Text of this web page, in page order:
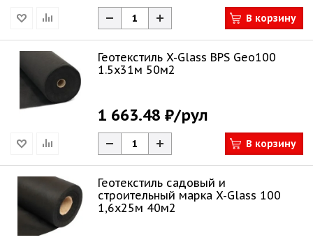
В корзину
Геотекстиль X-Glass BPS Geo100
1.5х31м 50м2
1 663.48 ₽/рул
В корзину
Геотекстиль садовый и
строительный марка X-Glass 100
1,6х25м 40м2